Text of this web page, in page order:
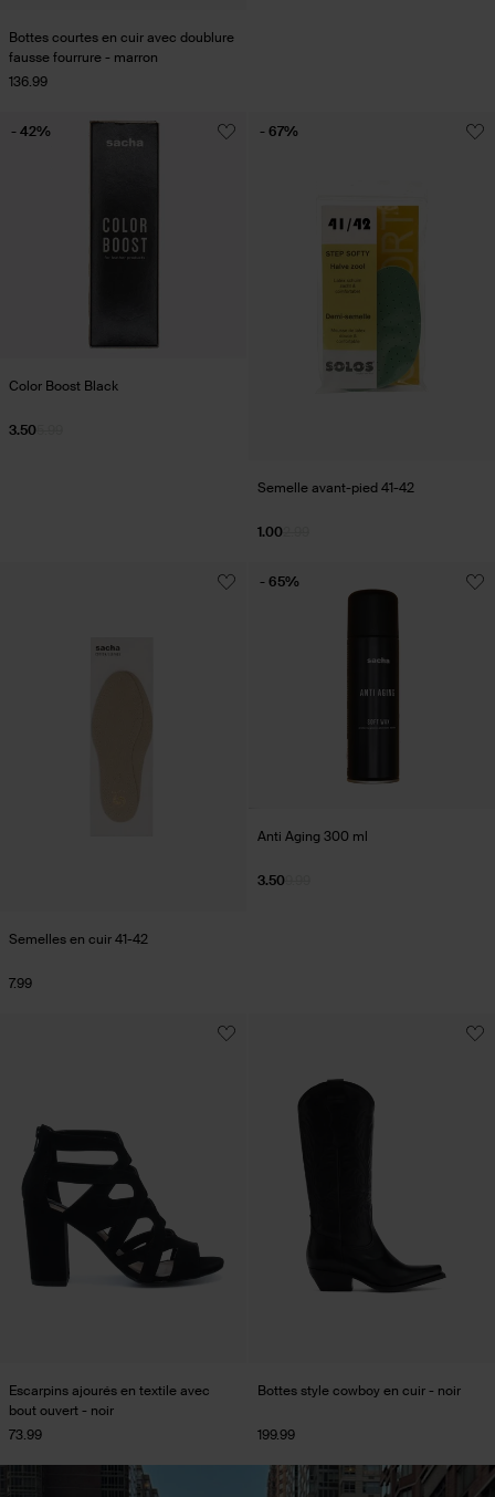
Bottes courtes en cuir avec doublure
fausse fourrure - marron
136.99
Color Boost Black
3.50
- 42%
Semelle avant-pied 41-42
1.00
- 67%
Semelles en cuir 41-42
7.99
Anti Aging 300 ml
3.50
- 65%
Escarpins ajourés en textile avec
bout ouvert - noir
73.99
Bottes style cowboy en cuir - noir
199.99